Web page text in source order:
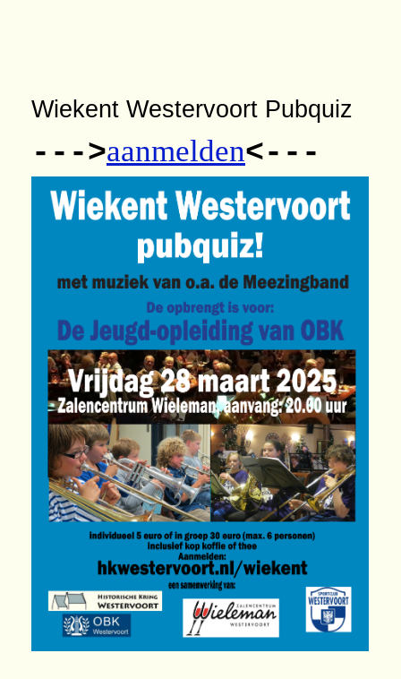
Wiekent Westervoort Pubquiz
--->aanmelden<---